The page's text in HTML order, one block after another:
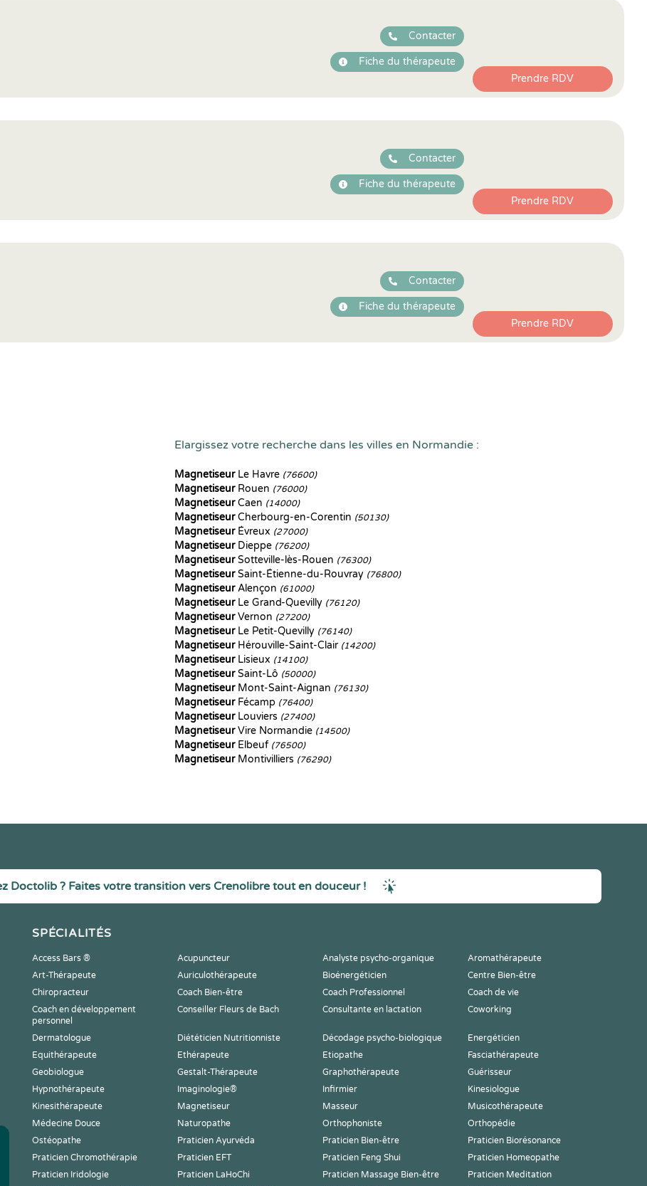
Contacter
Fiche du thérapeute
Prendre RDV
Contacter
Fiche du thérapeute
Prendre RDV
Contacter
Fiche du thérapeute
Prendre RDV
Elargissez votre recherche dans les villes en Normandie :
MagnetiseurLe Havre (76600)
MagnetiseurRouen (76000)
MagnetiseurCaen (14000)
MagnetiseurCherbourg-en-Corentin (50130)
MagnetiseurÉvreux (27000)
MagnetiseurDieppe (76200)
MagnetiseurSotteville-lès-Rouen (76300)
MagnetiseurSaint-Étienne-du-Rouvray (76800)
MagnetiseurAlençon (61000)
MagnetiseurLe Grand-Quevilly (76120)
MagnetiseurVernon (27200)
MagnetiseurLe Petit-Quevilly (76140)
MagnetiseurHérouville-Saint-Clair (14200)
MagnetiseurLisieux (14100)
MagnetiseurSaint-Lô (50000)
MagnetiseurMont-Saint-Aignan (76130)
MagnetiseurFécamp (76400)
MagnetiseurLouviers (27400)
MagnetiseurVire Normandie (14500)
MagnetiseurElbeuf (76500)
MagnetiseurMontivilliers (76290)
Doctolib ? Faites votre transition vers Crenolibre tout en douceur !
SPÉCIALITÉS
Access Bars ® Acupuncteur Analyste psycho-organique
Aromathérapeute
Art-Thérapeute
Auriculothérapeute Bioénergéticien
Centre Bien-être
Chiropracteur
Coach Bien-être Coach Professionnel
Coach de vie
Coach en développement
personnel
Conseiller Fleurs de Bach Consultante en lactation Coworking
Dermatologue Diététicien Nutritionniste Décodage psycho-biologique
Energéticien
Equithérapeute
Ethérapeute Etiopathe
Fasciathérapeute
Geobiologue
Gestalt-Thérapeute Graphothérapeute
Guérisseur
Hypnothérapeute
Imaginologie® Infirmier
Kinesiologue
Kinesithérapeute
Magnetiseur Masseur
Musicothérapeute
Médecine Douce
Naturopathe Orthophoniste
Orthopédie
Ostéopathe
Praticien Ayurvéda Praticien Bien-être
Praticien Biorésonance
Praticien Chromothérapie
Praticien EFT Praticien Feng Shui
Praticien Homeopathe
Praticien Iridologie
Praticien LaHoChi Praticien Massage Bien-être
Praticien Meditation